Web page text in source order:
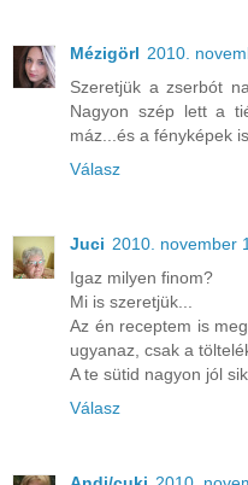
Mézigörl 2010.
Szeretjük a zserbót
Nagyon szép lett a
máz...és a fényképek
Válasz
Juci 2010. november
Igaz milyen finom?
Mi is szeretjük...
Az én receptem is
ugyanaz, csak a
A te sütid nagyon jól
Válasz